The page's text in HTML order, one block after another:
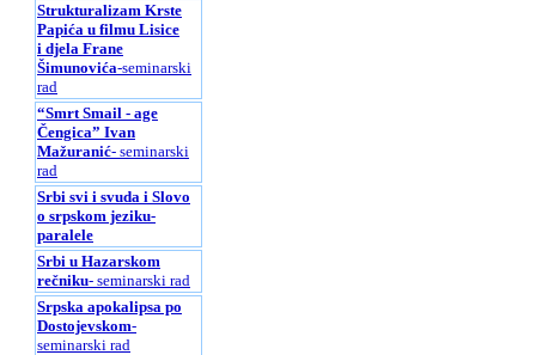
Strukturalizam Krste
Papića u filmu Lisice
i djela Frane
Šimunovića-seminarski
rad
“Smrt Smail - age
Čengica” Ivan
Mažuranić- seminarski
rad
Srbi svi i svuda i Slovo
o srpskom jeziku-
paralele
Srbi u Hazarskom
rečniku- seminarski rad
Srpska apokalipsa po
Dostojevskom-
seminarski rad